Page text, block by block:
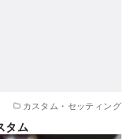
カスタム・セッティング
タム